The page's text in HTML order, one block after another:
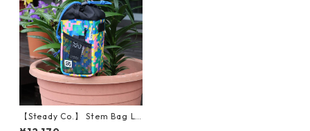
【Steady Co.】 Stem Bag La
rge